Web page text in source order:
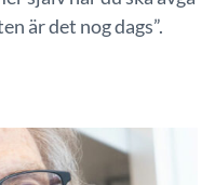
är det nog dags”.